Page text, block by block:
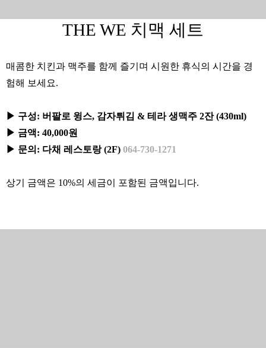
THE WE 치맥 세트
매콤한 치킨과 맥주를 함께 즐기며 시원한 휴식의 시간을 경
험해 보세요.
▶ 구성: 버팔로 윙스, 감자튀김 & 테라 생맥주 2잔 (430ml)
▶ 금액: 40,000원
▶ 문의: 다채 레스토랑 (2F) 064-730-1271
상기 금액은 10%의 세금이 포함된 금액입니다.